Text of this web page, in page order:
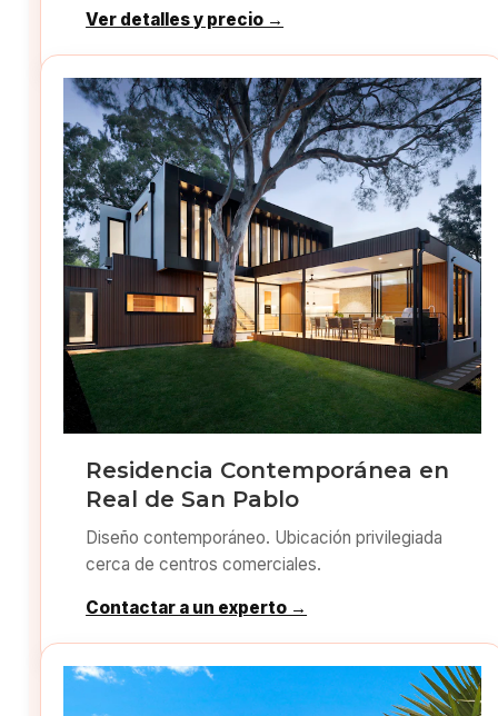
Ver detalles y precio →
Residencia Contemporánea en
Real de San Pablo
Diseño contemporáneo. Ubicación privilegiada
cerca de centros comerciales.
Contactar a un experto →